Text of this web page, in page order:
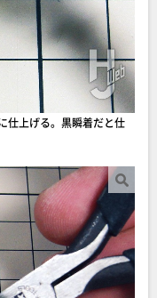
仕上げる。黒瞬着だと仕